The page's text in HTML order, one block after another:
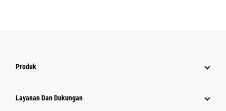
Produk
Layanan Dan Dukungan